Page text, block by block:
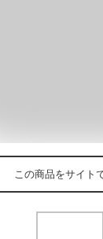
この商品をサイト